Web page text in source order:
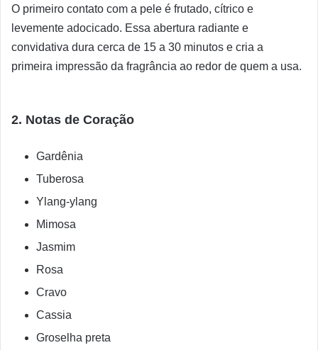
O primeiro contato com a pele é frutado, cítrico e
levemente adocicado. Essa abertura radiante e
convidativa dura cerca de 15 a 30 minutos e cria a
primeira impressão da fragrância ao redor de quem a usa.
2. Notas de Coração
Gardênia
Tuberosa
Ylang-ylang
Mimosa
Jasmim
Rosa
Cravo
Cassia
Groselha preta